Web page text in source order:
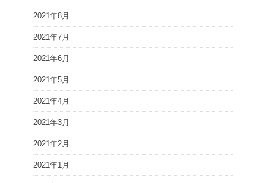
2021年8月
2021年7月
2021年6月
2021年5月
2021年4月
2021年3月
2021年2月
2021年1月